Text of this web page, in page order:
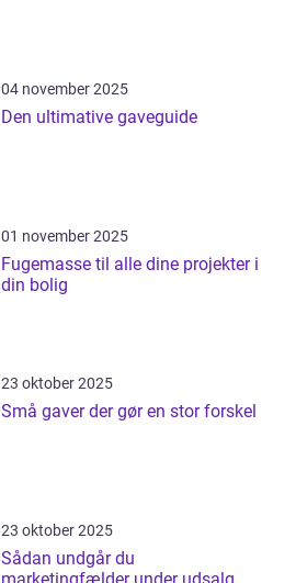
04 november 2025
Den ultimative gaveguide
01 november 2025
Fugemasse til alle dine projekter i
din bolig
23 oktober 2025
Små gaver der gør en stor forskel
23 oktober 2025
Sådan undgår du
marketingfælder under udsalg